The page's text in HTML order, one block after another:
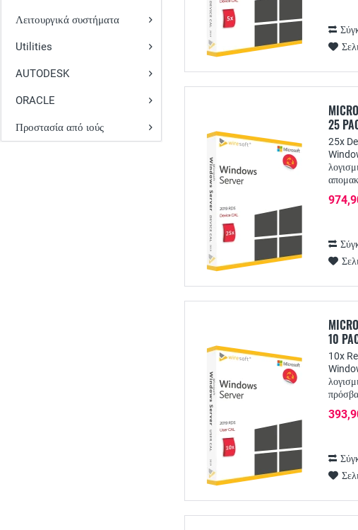
Λειτουργικά συστήματα
Utilities
AUTODESK
ORACLE
Προστασία από ιούς
25
25x
άδεια
10
10x
τους